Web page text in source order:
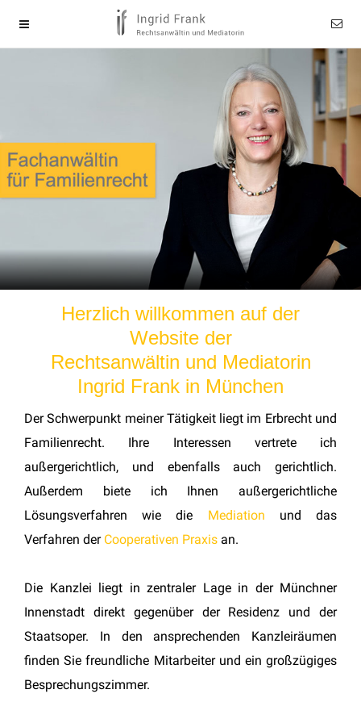
Herzlich willkommen auf der
Website der
Rechtsanwältin und Mediatorin
Ingrid Frank in München
Der Schwerpunkt meiner Tätigkeit liegt im Erbrecht und
Familienrecht. Ihre Interessen vertrete ich
außergerichtlich, und ebenfalls auch gerichtlich.
Außerdem biete ich Ihnen außergerichtliche
Lösungsverfahren wie die Mediation und das
Verfahren der Cooperativen Praxis an.
Die Kanzlei liegt in zentraler Lage in der Münchner
Innenstadt direkt gegenüber der Residenz und der
Staatsoper. In den ansprechenden Kanzleiräumen
finden Sie freundliche Mitarbeiter und ein großzügiges
Besprechungszimmer.